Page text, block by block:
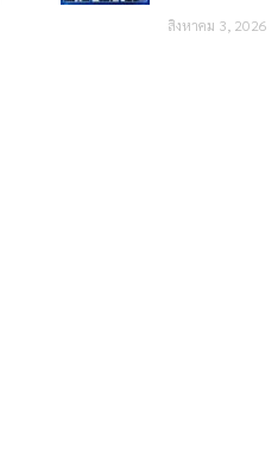
สิงหาคม 3, 2026